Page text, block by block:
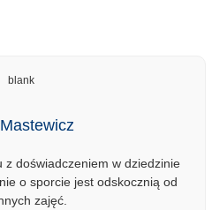
doświadczeniem w dziedzinie
o sporcie jest odskocznią od
zajęć.